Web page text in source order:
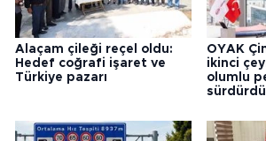
Alaçam çileği reçel oldu:
Hedef coğrafi işaret ve
Türkiye pazarı
OYAK
ikinci
olumlu
sürdürdü